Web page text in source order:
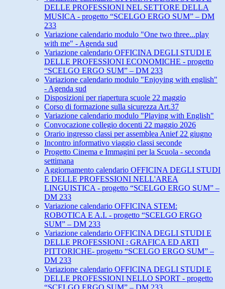
DELLE PROFESSIONI NEL SETTORE DELLA
MUSICA - progetto “SCELGO ERGO SUM” – DM
233
Variazione calendario modulo "One two three...play
with me" - Agenda sud
Variazione calendario OFFICINA DEGLI STUDI E
DELLE PROFESSIONI ECONOMICHE - progetto
“SCELGO ERGO SUM” – DM 233
Variazione calendario modulo "Enjoying with english"
- Agenda sud
Disposizioni per riapertura scuole 22 maggio
Corso di formazione sulla sicurezza Art.37
Variazione calendario modulo "Playing with English"
Convocazione collegio docenti 22 maggio 2026
Orario ingresso classi per assemblea Anief 22 giugno
Incontro informativo viaggio classi seconde
Progetto Cinema e Immagini per la Scuola - seconda
settimana
Aggiornamento calendario OFFICINA DEGLI STUDI
E DELLE PROFESSIONI NELL'AREA
LINGUISTICA - progetto “SCELGO ERGO SUM” –
DM 233
Variazione calendario OFFICINA STEM:
ROBOTICA E A.I. - progetto “SCELGO ERGO
SUM” – DM 233
Variazione calendario OFFICINA DEGLI STUDI E
DELLE PROFESSIONI : GRAFICA ED ARTI
PITTORICHE- progetto “SCELGO ERGO SUM” –
DM 233
Variazione calendario OFFICINA DEGLI STUDI E
DELLE PROFESSIONI NELLO SPORT - progetto